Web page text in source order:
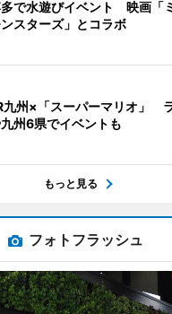
で水遊びイベント 映画「
スターズ」とコラボ
九州×「スーパーマリオ」
州6県でイベントも
もっと見る
フォトフラッシュ